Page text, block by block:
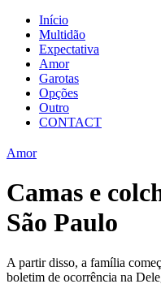
Início
Multidão
Expectativa
Amor
Garotas
Opções
Outro
CONTACT
Amor
Camas e
São Paulo
A partir disso, a família
boletim de ocorrência na